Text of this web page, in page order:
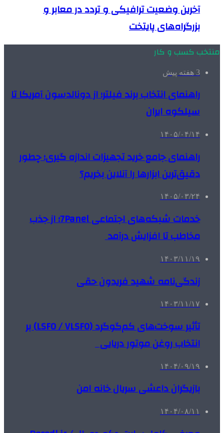
آخرین وضعیت ترافیکی و تردد در معابر و
بزرگراه‌های پایتخت
منتخب کسب و کار
3 هفته پیش
راهنمای انتخاب برند فیلتر؛ از دونالدسون آمریکا تا
سیلکوه ایران
۱۴۰۵/۰۴/۱۴
راهنمای جامع خرید تجهیزات اندازه گیری؛ چطور
دقیق‌ترین ابزارها را آنلاین بخریم؟
۱۴۰۵/۰۳/۲۴
خدمات شبکه‌های اجتماعی 7Panel؛ از جذب
مخاطب تا افزایش درآمد
۱۴۰۳/۱۱/۱۹
زندگی‌نامه شهید فریدون حقی
۱۴۰۳/۱۱/۱۷
تأثیر سوخت‌های کم‌گوگرد (LSFO / VLSFO) بر
انتخاب روغن موتور دریایی
۱۴۰۴/۰۹/۱۹
بازیگران داعشی سریال خانه امن
۱۴۰۴/۰۸/۱۱